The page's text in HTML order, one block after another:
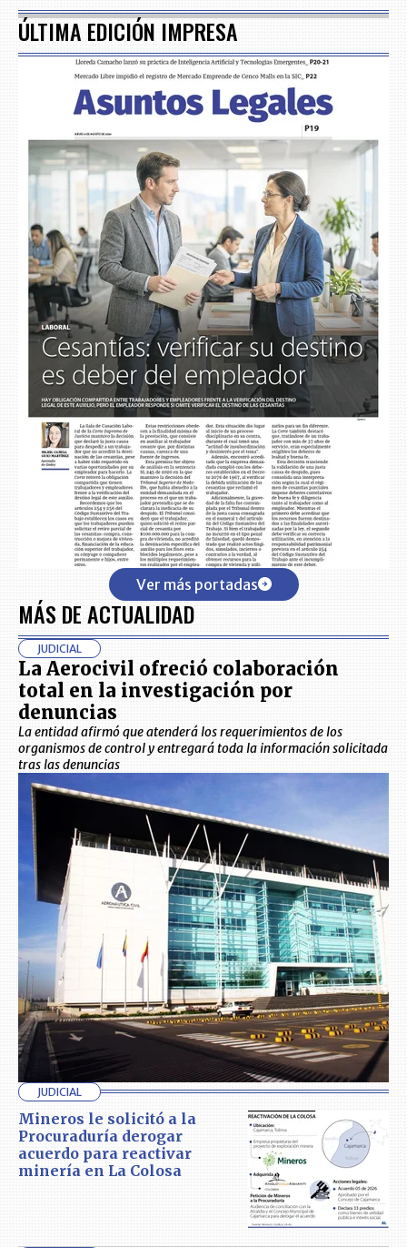
ÚLTIMA EDICIÓN IMPRESA
Ver más portadas
MÁS DE ACTUALIDAD
JUDICIAL
La Aerocivil ofreció colaboración
total en la investigación por
denuncias
La entidad afirmó que atenderá los requerimientos de los
organismos de control y entregará toda la información solicitada
tras las denuncias
JUDICIAL
Mineros le solicitó a la
Procuraduría derogar
acuerdo para reactivar
minería en La Colosa